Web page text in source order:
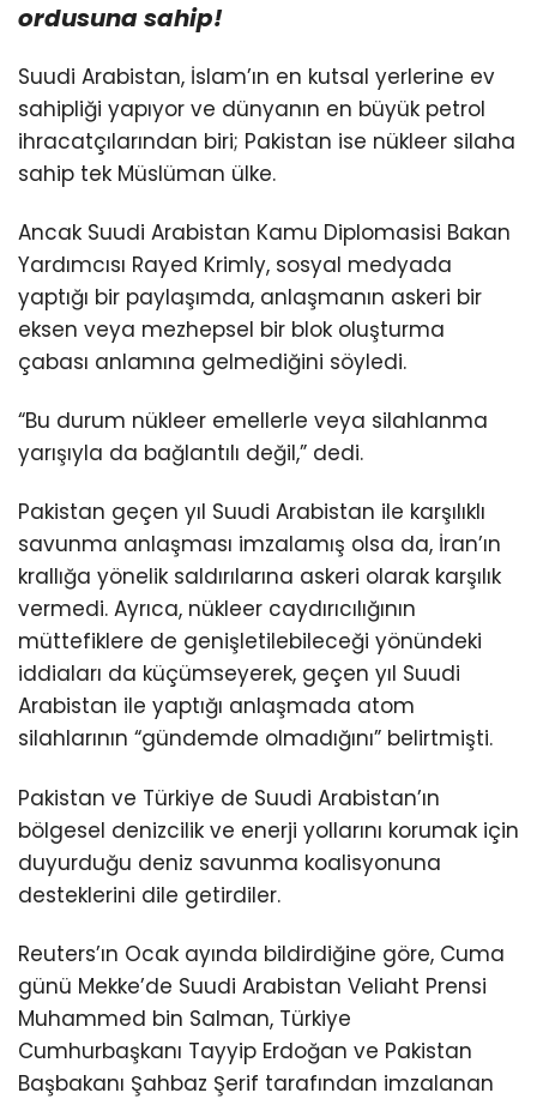
ordusuna sahip!
Suudi Arabistan, İslam’ın en kutsal yerlerine ev
sahipliği yapıyor ve dünyanın en büyük petrol
ihracatçılarından biri; Pakistan ise nükleer silaha
sahip tek Müslüman ülke.
Ancak Suudi Arabistan Kamu Diplomasisi Bakan
Yardımcısı Rayed Krimly, sosyal medyada
yaptığı bir paylaşımda, anlaşmanın askeri bir
eksen veya mezhepsel bir blok oluşturma
çabası anlamına gelmediğini söyledi.
“Bu durum nükleer emellerle veya silahlanma
yarışıyla da bağlantılı değil,” dedi.
Pakistan geçen yıl Suudi Arabistan ile karşılıklı
savunma anlaşması imzalamış olsa da, İran’ın
krallığa yönelik saldırılarına askeri olarak karşılık
vermedi. Ayrıca, nükleer caydırıcılığının
müttefiklere de genişletilebileceği yönündeki
iddiaları da küçümseyerek, geçen yıl Suudi
Arabistan ile yaptığı anlaşmada atom
silahlarının “gündemde olmadığını” belirtmişti.
Pakistan ve Türkiye de Suudi Arabistan’ın
bölgesel denizcilik ve enerji yollarını korumak için
duyurduğu deniz savunma koalisyonuna
desteklerini dile getirdiler.
Reuters’ın Ocak ayında bildirdiğine göre, Cuma
günü Mekke’de Suudi Arabistan Veliaht Prensi
Muhammed bin Salman, Türkiye
Cumhurbaşkanı Tayyip Erdoğan ve Pakistan
Başbakanı Şahbaz Şerif tarafından imzalanan